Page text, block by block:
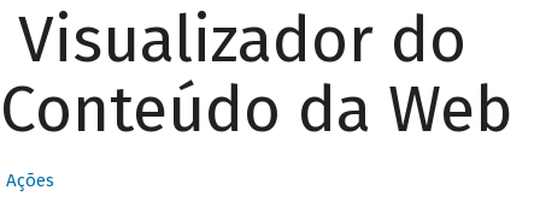
Visualizador do
Conteúdo da Web
Ações